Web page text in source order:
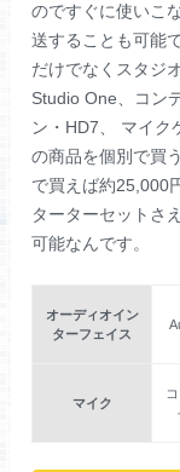
のですぐに使いこ
送することも可能
だけでなくスタジ
Studio One、コン
ン・HD7、 マイク
の商品を個別で買
で買えば約25,000
ターターセットさ
可能なんです。
オーディオイン
ターフェイス
マイク